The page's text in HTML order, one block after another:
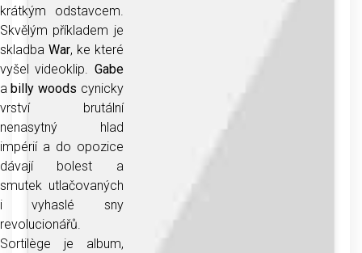
krátkým odstavcem.
Skvělým příkladem je
skladba War, ke které
vyšel videoklip. Gabe
abilly woods cynicky
vrství brutální
nenasytný hlad
impérií a do opozice
dávají bolest a
smutek utlačovaných
i vyhaslé sny
revolucionářů.
Sortilège je album,